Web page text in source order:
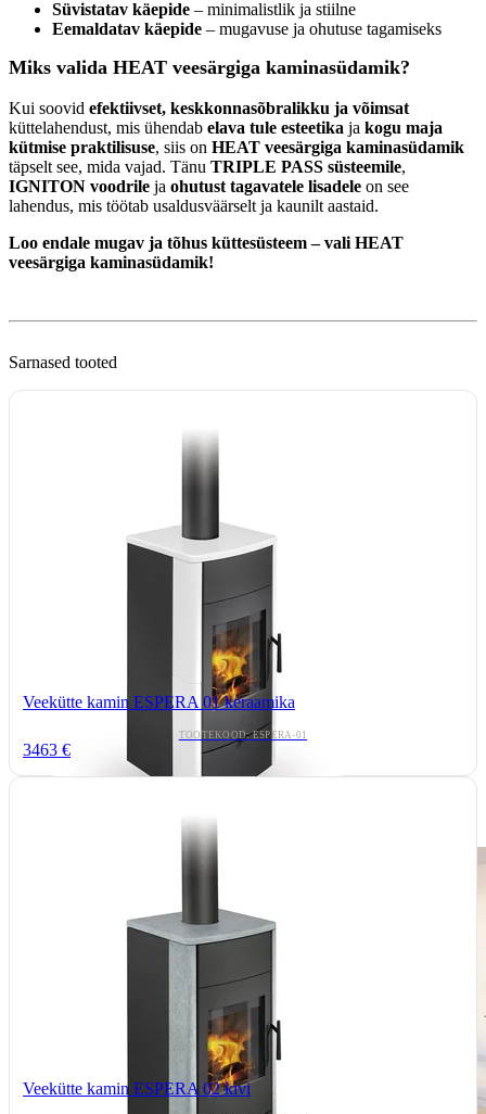
Süvistatav käepide – minimalistlik ja stiilne
Eemaldatav käepide – mugavuse ja ohutuse tagamiseks
Miks valida HEAT veesärgiga kaminasüdamik?
Kui soovid efektiivset, keskkonnasõbralikku ja võimsat
küttelahendust, mis ühendab elava tule esteetika ja kogu maja
kütmise praktilisuse, siis on HEAT veesärgiga kaminasüdamik
täpselt see, mida vajad. Tänu TRIPLE PASS süsteemile,
IGNITON voodrile ja ohutust tagavatele lisadele on see
lahendus, mis töötab usaldusväärselt ja kaunilt aastaid.
Loo endale mugav ja tõhus küttesüsteem – vali HEAT
veesärgiga kaminasüdamik!
Sarnased tooted
Veekütte kamin ESPERA 01 keraamika
TOOTEKOOD: ESPERA-01
3463 €
Veekütte kamin ESPERA 02 kivi